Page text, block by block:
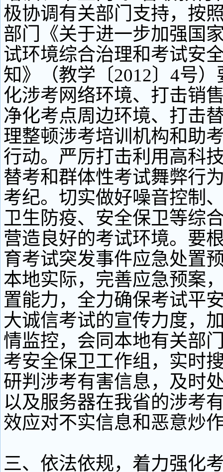
极协调有关部门支持，按
部门《关于进一步加强国
试环境综合治理和考试安
知》（教学〔2012〕4号
化涉考网络环境、打击销
净化考点周边环境、打击
理整顿涉考培训机构和助
行动。严厉打击利用高科
替考和群体性考试舞弊行
考纪。切实做好噪音控制
卫生防疫、安全保卫等综
营造良好的考试环境。要
育考试突发事件应急处置
本地实际，完善应急预案
置能力，全力确保考试平
大诚信考试的宣传力度，
情监控，会同本地有关部
考安全保卫工作组，实时
研判涉考有害信息，及时
以及服务器在我省的涉考
效应对不实信息和恶意炒
三、依法依规，着力强化